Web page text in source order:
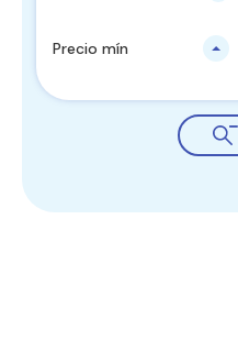
Precio mín